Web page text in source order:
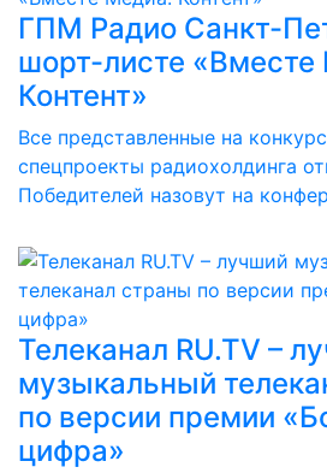
ГПМ Радио Санкт-
шорт-листе «Вместе
Контент»
Все представленные на
спецпроекты радиохолдинга
Победителей назовут на
Телеканал RU.TV –
музыкальный
по версии премии
цифра»